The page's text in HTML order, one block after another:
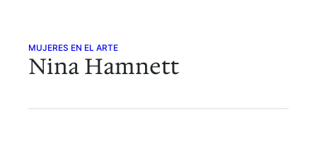
MUJERES EN EL ARTE
Nina Hamnett